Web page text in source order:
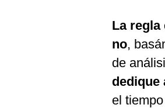
La regla
no,
de
dedique
el